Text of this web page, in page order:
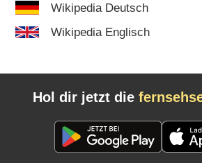
Wikipedia Deutsch
Wikipedia Englisch
Hol dir jetzt die